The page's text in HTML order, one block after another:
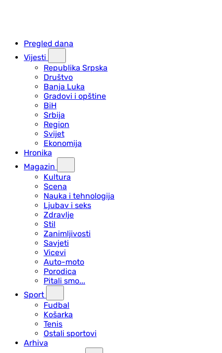
Pregled dana
Vijesti
Republika Srpska
Društvo
Banja Luka
Gradovi i opštine
BiH
Srbija
Region
Svijet
Ekonomija
Hronika
Magazin
Kultura
Scena
Nauka i tehnologija
Ljubav i seks
Zdravlje
Stil
Zanimljivosti
Savjeti
Vicevi
Auto-moto
Porodica
Pitali smo...
Sport
Fudbal
Košarka
Tenis
Ostali sportovi
Arhiva